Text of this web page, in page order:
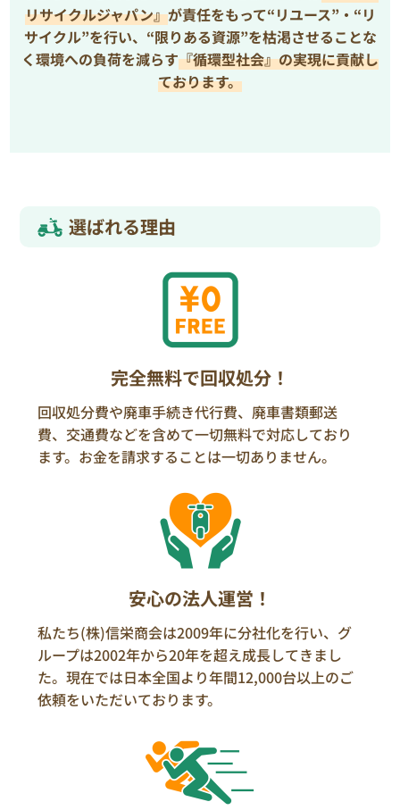
リサイクルジャパン』が責任をもって“リユース”・“リ
サイクル”を行い、 “限りある資源”を枯渇させることな
く環境への負荷を減らす『循環型社会』の実現に貢献し
ております。
選ばれる理由
完全無料で回収処分！
回収処分費や廃車手続き代行費、廃車書類郵送
費、交通費などを含めて一切無料で対応しており
ます。お金を請求することは一切ありません。
安心の法人運営！
私たち(株)信栄商会は2009年に分社化を行い、グ
ループは2002年から20年を超え成長してきまし
た。現在では日本全国より年間12,000台以上のご
依頼をいただいております。